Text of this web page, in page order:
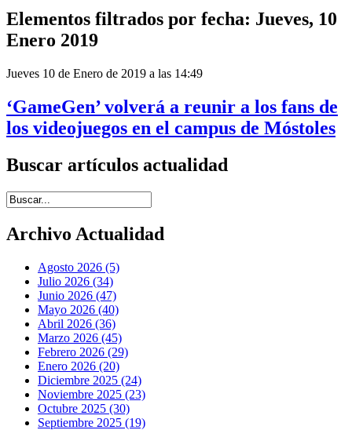
Elementos filtrados por fecha: Jueves, 10
Enero 2019
Jueves 10 de Enero de 2019 a las 14:49
‘GameGen’ volverá a reunir a los fans de
los videojuegos en el campus de Móstoles
Buscar artículos actualidad
Introduce términos de búsqueda
Archivo Actualidad
Agosto 2026 (5)
Julio 2026 (34)
Junio 2026 (47)
Mayo 2026 (40)
Abril 2026 (36)
Marzo 2026 (45)
Febrero 2026 (29)
Enero 2026 (20)
Diciembre 2025 (24)
Noviembre 2025 (23)
Octubre 2025 (30)
Septiembre 2025 (19)